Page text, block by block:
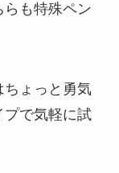
も特殊ペン
ちょっと勇気
プで気軽に試